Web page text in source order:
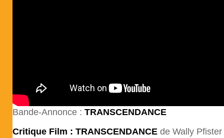
Bande-Annonce : TRANSCENDANCE
Critique Film : TRANSCENDANCE de Wally